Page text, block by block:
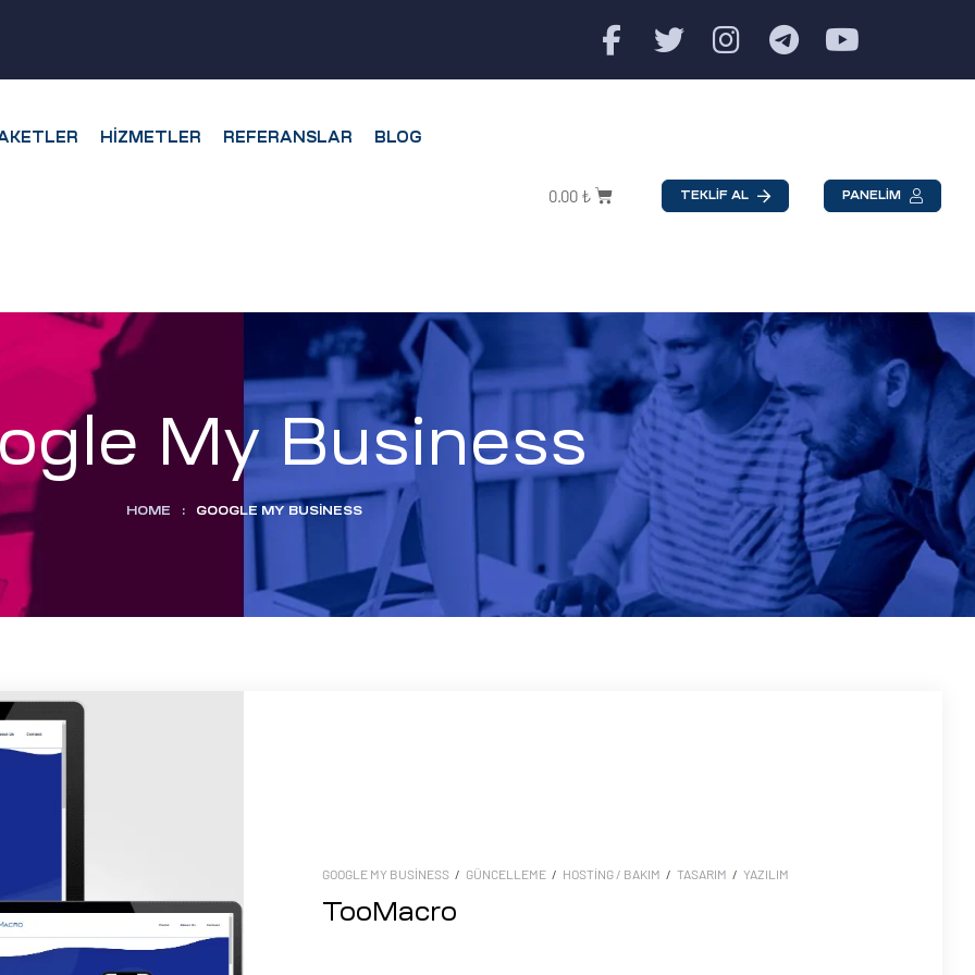
HIZMETLER REFERANSLAR BLOG
0.00 ₺ TEKLİF AL PANELİM
My Business
HOME : GOOGLE MY BUSINESS
GOOGLE MY BUSINESS / GÜNCELLEME / HOSTING / BAKIM / TASARIM / YAZILIM
TooMacro